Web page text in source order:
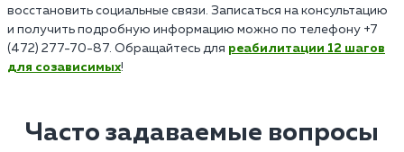
восстановить социальные связи. Записаться на консультацию
и получить подробную информацию можно по телефону +7
(472) 277-70-87. Обращайтесь для реабилитации 12 шагов
для созависимых!
Часто задаваемые вопросы